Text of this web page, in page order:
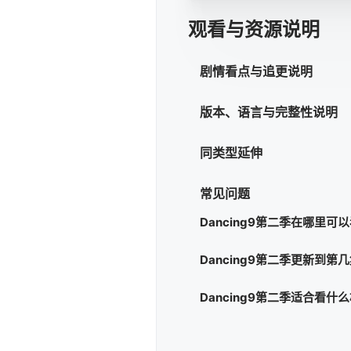
观看与资源说明
剧情看点与追更说明
版本、语言与完整性说明
同类型延伸
常见问题
Dancing9第二季在哪里可以
Dancing9第二季更新到第几
Dancing9第二季适合看什么